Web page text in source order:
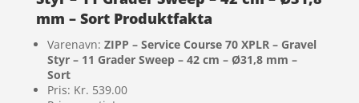
mm – Sort Produktfakta
Varenavn: ZIPP – Service Course 70 XPLR – Gravel
Styr – 11 Grader Sweep – 42 cm – Ø31,8 mm –
Sort
Pris: Kr. 539.00